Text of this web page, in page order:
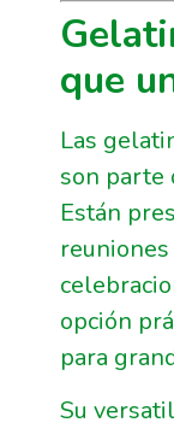
que
Las
son parte
Están
opción
para
Su